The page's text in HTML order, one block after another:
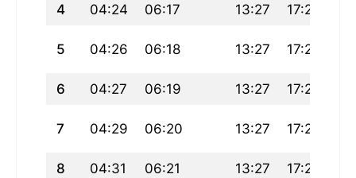
4 04:24 06:17 13:27 17:23
5 04:26 06:18 13:27 17:23
6 04:27 06:19 13:27 17:22
7 04:29 06:20 13:27 17:22
8 04:31 06:21 13:27 17:21